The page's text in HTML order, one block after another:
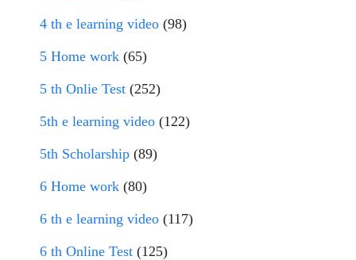
4 th e learning video (98)
5 Home work (65)
5 th Onlie Test (252)
5th e learning video (122)
5th Scholarship (89)
6 Home work (80)
6 th e learning video (117)
6 th Online Test (125)